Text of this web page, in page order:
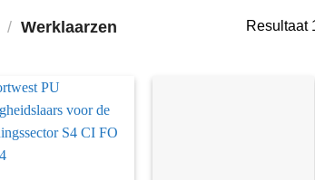
/ Werklaarzen Resultaat